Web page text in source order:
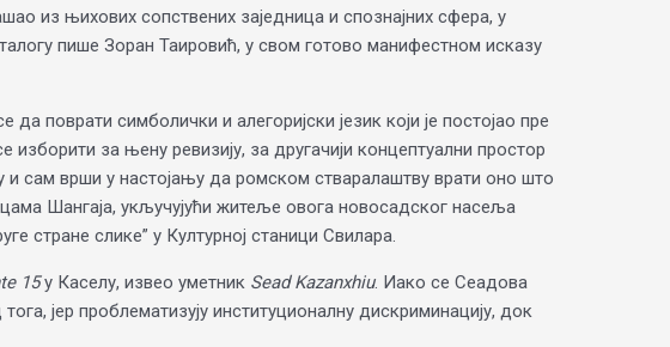
из њихових сопствених заједница и спознајних сфера, у
пише Зоран Таировић, у свом готово манифестном исказу
поврати симболички и алегоријски језик који је постојао пре
за њену ревизију, за другачији концептуални простор
и сам врши у настојању да ромском стваралаштву врати оно што
Шангаја, укључујући житеље овога новосадског насеља
стране слике” у Културној станици Свилара.
15у Каселу, извео уметник Sead Kazanxhiu. Иако се Сеадова
јер проблематизују институционалну дискриминацију, док